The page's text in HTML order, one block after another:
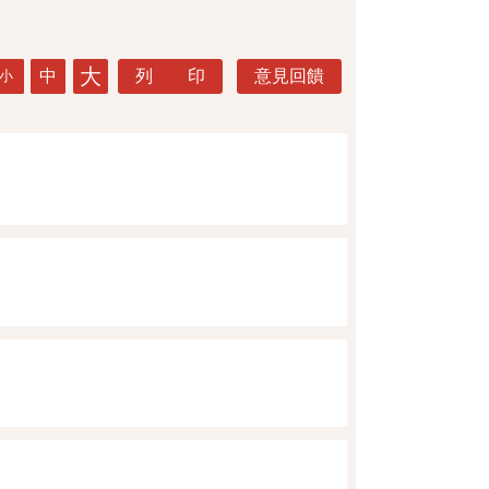
小 中 大 列 印 意見回饋